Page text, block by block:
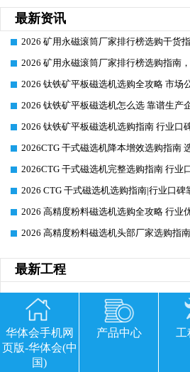
最新资讯
2026 矿用永磁滚筒厂家排行榜选购干货
2026 矿用永磁滚筒厂家排行榜选购指南
2026 钛铁矿平板磁选机选购全攻略 市场
2026 钛铁矿平板磁选机怎么选 靠谱生产
2026 钛铁矿平板磁选机选购指南 行业口
2026CTG 干式磁选机降本增效选购指南
2026CTG 干式磁选机完整选购指南 行业
2026 CTG 干式磁选机选购指南|行业口
2026 高精度粉料磁选机选购全攻略 行业
2026 高精度粉料磁选机头部厂家选购指
最新工程
华体会手机网
页版-华体会(中
国)
产品中心 工